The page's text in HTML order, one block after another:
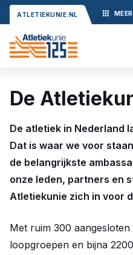
ATLETIEKUNIE.NL MEER
De
De atletiek in Nederland
Dat is waar we voor
de belangrijkste
onze leden, partners en
Atletiekunie zich in voor
Met ruim 300
loopgroepen en bijna